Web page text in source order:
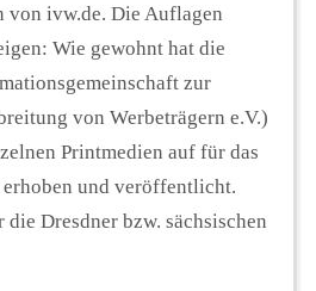
von ivw.de. Die Auflagen
Wie gewohnt hat die
zur
von Werbeträgern e.V.)
Printmedien auf für das
und veröffentlicht.
Dresdner bzw. sächsischen